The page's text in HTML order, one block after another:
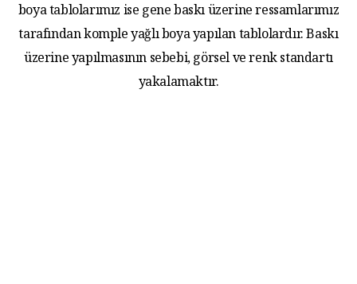
boya tablolarımız ise gene baskı üzerine ressamlarımız
tarafından komple yağlı boya yapılan tablolardır. Baskı
üzerine yapılmasının sebebi, görsel ve renk standartı
yakalamaktır.